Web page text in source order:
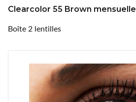
Clearcolor 55 Brown mensuelle
Boîte 2 lentilles